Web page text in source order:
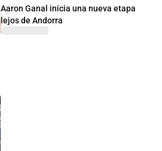
Aaron Ganal inicia una nueva etapa
lejos de Andorra